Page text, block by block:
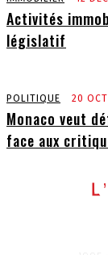
Activités
législatif
POLITIQUE 20
Monaco veut
face aux